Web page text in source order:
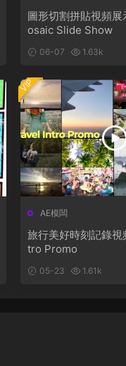
圖形切割拼貼視頻
osaic Slide Show
06-07 1.63k
AE模闆
旅行美好時刻記錄
tro Promo
05-23 1.61k
VIP